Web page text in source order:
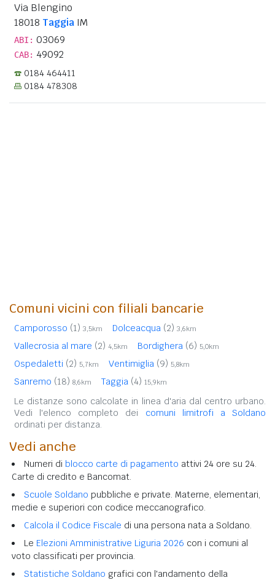
Via Blengino
18018 Taggia IM
ABI: 03069
CAB: 49092
0184 464411
0184 478308
Comuni vicini con filiali bancarie
Camporosso (1) 3,5km Dolceacqua (2) 3,6km
Vallecrosia al mare (2) 4,5km Bordighera (6) 5,0km
Ospedaletti (2) 5,7km Ventimiglia (9) 5,8km
Sanremo (18) 8,6km Taggia (4) 15,9km
Le distanze sono calcolate in linea d'aria dal centro urbano.
Vedi l'elenco completo dei comuni limitrofi a Soldano
ordinati per distanza.
Vedi anche
Numeri di blocco carte di pagamento attivi 24 ore su 24.
Carte di credito e Bancomat.
Scuole Soldano pubbliche e private. Materne, elementari,
medie e superiori con codice meccanografico.
Calcola il Codice Fiscale di una persona nata a Soldano.
Le Elezioni Amministrative Liguria 2026 con i comuni al
voto classificati per provincia.
Statistiche Soldano grafici con l'andamento della